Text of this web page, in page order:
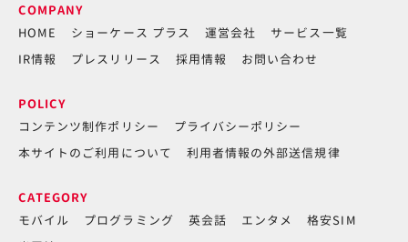
COMPANY
HOME
ショーケース プラス 運営会社
サービス一覧
IR情報
プレスリリース 採用情報 お問い合わせ
POLICY
コンテンツ制作ポリシー
プライバシーポリシー
本サイトのご利用について
利用者情報の外部送信規律
CATEGORY
モバイル
プログラミング 英会話 エンタメ
格安SIM